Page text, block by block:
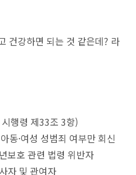
건강하면 되는 것 같은데? 라
행령 제33조 3항)
동·여성 성범죄 여부만 회신
보호 관련 법령 위반자
자 및 관여자